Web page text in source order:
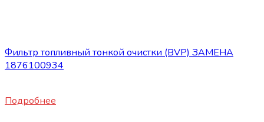
Фильтр топливный тонкой очистки (BVP) ЗАМЕНА
1876100934
Подробнее